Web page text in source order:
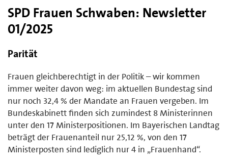
SPD Frauen Schwaben: Newsletter
01/2025
Parität
Frauen gleichberechtigt in der Politik – wir kommen
immer weiter davon weg: im aktuellen Bundestag sind
nur noch 32,4 % der Mandate an Frauen vergeben. Im
Bundeskabinett finden sich zumindest 8 Ministerinnen
unter den 17 Ministerpositionen. Im Bayerischen Landtag
beträgt der Frauenanteil nur 25,12 %, von den 17
Ministerposten sind lediglich nur 4 in „Frauenhand“.